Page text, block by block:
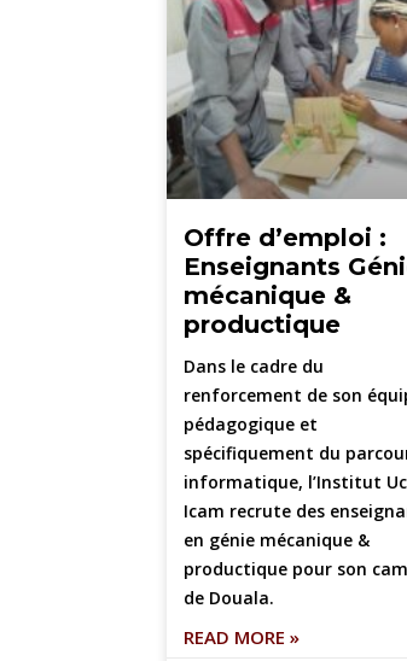
Offre d’emploi :
Enseignants
mécanique &
productique
Dans le cadre du
renforcement de son
pédagogique et
spécifiquement du
informatique, l’Institut
Icam recrute des
en génie mécanique &
productique pour son
de Douala.
READ MORE »